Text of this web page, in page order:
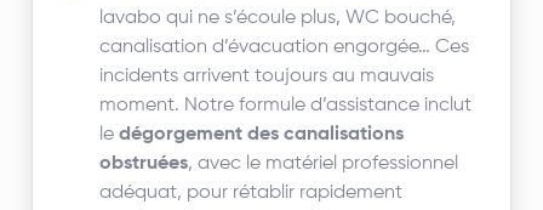
lavabo qui ne s’écoule plus, WC bouché,
canalisation d’évacuation engorgée… Ces
incidents arrivent toujours au mauvais
moment. Notre formule d’assistance inclut
ledégorgement des canalisations
obstruées, avec le matériel professionnel
adéquat, pour rétablir rapidement